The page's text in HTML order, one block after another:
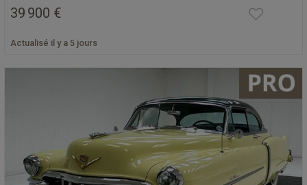
39 900 €
Actualisé il y a 5 jours